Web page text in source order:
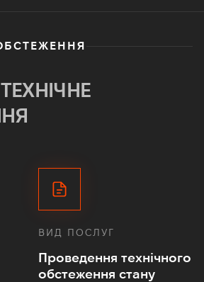
ВИД ПОСЛУГ
Проведення технічного
обстеження стану